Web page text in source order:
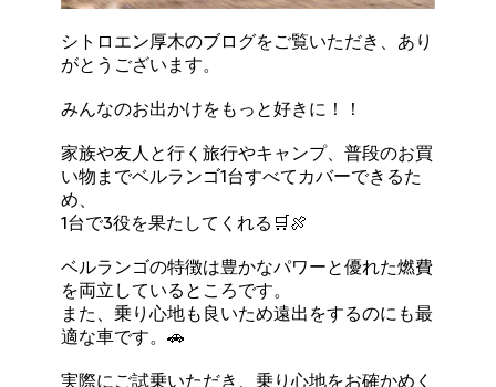
シトロエン厚木のブログをご覧いただき、あり
がとうございます。
みんなのお出かけをもっと好きに！！
家族や友人と行く旅行やキャンプ、普段のお買
い物までベルランゴ1台すべてカバーできるた
め、
1台で3役を果たしてくれる🛒🍖
ベルランゴの特徴は豊かなパワーと優れた燃費
を両立しているところです。
また、乗り心地も良いため遠出をするのにも最
適な車です。🚗
実際にご試乗いただき、乗り心地をお確かめく